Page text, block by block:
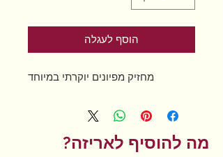
הוסף לעגלה
מחזיק מפיונים יוקרתי במיוחד
מה להוסיף לאריזה?